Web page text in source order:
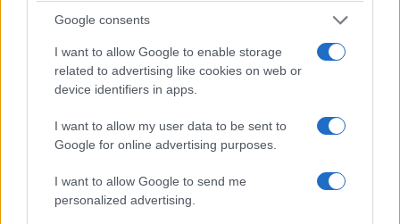
Google consents
I want to allow Google to enable storage
related to advertising like cookies on web or
device identifiers in apps.
I want to allow my user data to be sent to
Google for online advertising purposes.
I want to allow Google to send me
personalized advertising.